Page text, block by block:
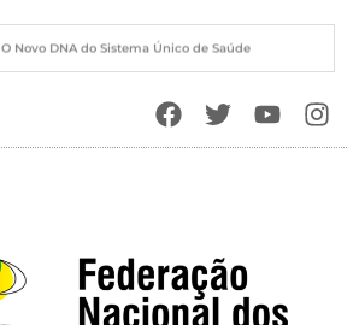
Soberania Sanitária e o Papel Estratégico do Estado